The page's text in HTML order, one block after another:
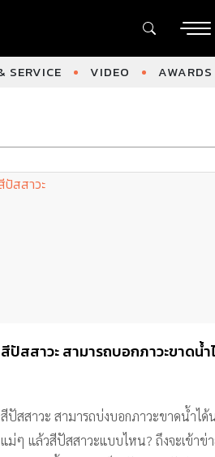
SERVICE VIDEO AWARDS
สีปัสสาวะ สามารถบอกภาวะขาดน้ำ
สีปัสสาวะ สามารถบ่งบอกภาวะขาดน้ำได้
แม่ๆ แล้วสีปัสสาวะแบบไหน? ถึงจะเข้าข่า